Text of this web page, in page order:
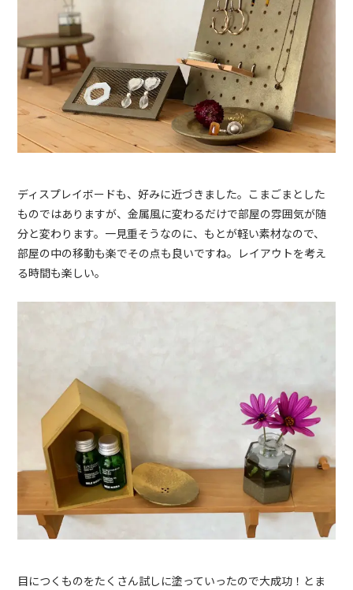
ディスプレイボードも、好みに近づきました。こまごまとした
ものではありますが、金属風に変わるだけで部屋の雰囲気が随
分と変わります。一見重そうなのに、もとが軽い素材なので、
部屋の中の移動も楽でその点も良いですね。レイアウトを考え
る時間も楽しい。
目につくものをたくさん試しに塗っていったので大成功！とま